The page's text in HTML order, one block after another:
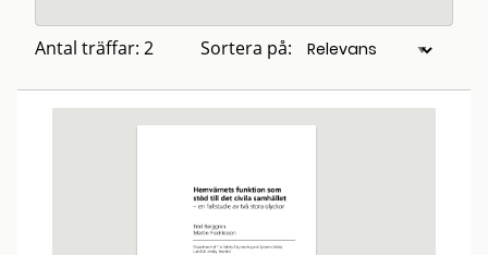
Antal träffar: 2 Sortera på: